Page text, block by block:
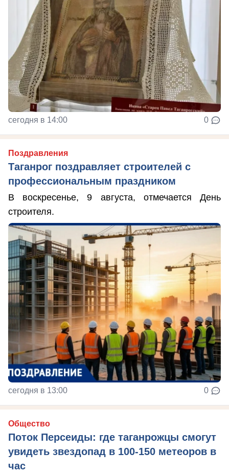
сегодня в 14:00 0
Поздравления
Таганрог поздравляет строителей с
профессиональным праздником
В воскресенье, 9 августа, отмечается День
строителя.
сегодня в 13:00 0
Общество
Поток Персеиды: где таганрожцы смогут
увидеть звездопад в 100-150 метеоров в
час